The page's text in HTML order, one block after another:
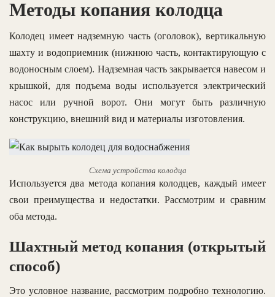
Методы копания колодца
Колодец имеет надземную часть (оголовок), вертикальную
шахту и водоприемник (нижнюю часть, контактирующую с
водоносным слоем). Надземная часть закрывается навесом и
крышкой, для подъема воды используется электрический
насос или ручной ворот. Они могут быть различную
конструкцию, внешний вид и материалы изготовления.
Схема устройства колодца
Используется два метода копания колодцев, каждый имеет
свои преимущества и недостатки. Рассмотрим и сравним
оба метода.
Шахтный метод копания (открытый
способ)
Это условное название, рассмотрим подробно технологию.